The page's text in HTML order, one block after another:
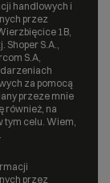
handlowych i
przez
1B,
Shoper S.A.,
S.A,
za pomocą
przeze mnie
również, na
tym celu. Wiem,
przez